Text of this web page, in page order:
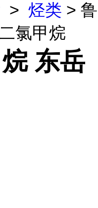
> 烃类 > 鲁
氯甲烷
东岳